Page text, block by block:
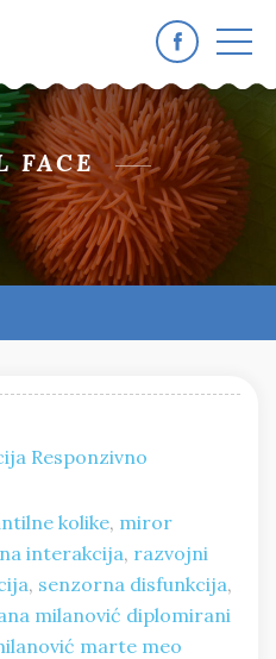
FACE
Responzivno
kolike, miror
interakcija, razvojni
, senzorna disfunkcija,
milanović diplomirani
marte meo